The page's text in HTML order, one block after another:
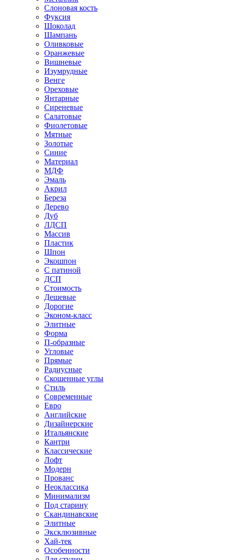
Слоновая кость
Фуксия
Шоколад
Шампань
Оливковые
Оранжевые
Вишневые
Изумрудные
Венге
Ореховые
Янтарные
Сиреневые
Салатовые
Фиолетовые
Мятные
Золотые
Синие
Материал
МДФ
Эмаль
Акрил
Береза
Дерево
Дуб
ЛДСП
Массив
Пластик
Шпон
Экошпон
С патиной
ДСП
Стоимость
Дешевые
Дорогие
Эконом-класс
Элитные
Форма
П-образные
Угловые
Прямые
Радиусные
Скошенные углы
Стиль
Современные
Евро
Английские
Дизайнерские
Итальянские
Кантри
Классические
Лофт
Модерн
Прованс
Неоклассика
Минимализм
Под старину
Скандинавские
Элитные
Эксклюзивные
Хай-тек
Особенности